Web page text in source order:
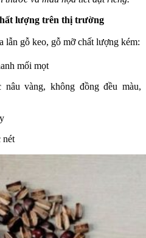
lượng trên thị trường
lẫn gỗ keo, gỗ mỡ chất lượng kém:
mối mọt
vàng, không đồng đều màu,
nét